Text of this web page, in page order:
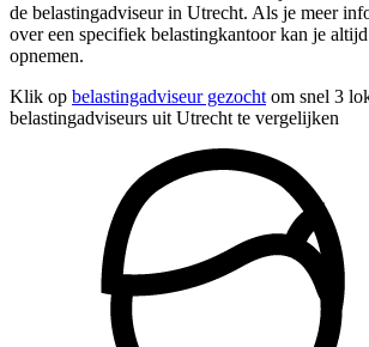
de belastingadviseur in Utrecht. Als je meer
over een specifiek belastingkantoor kan je
opnemen.
Klik op belastingadviseur gezocht om snel 3
belastingadviseurs uit Utrecht te vergelijken